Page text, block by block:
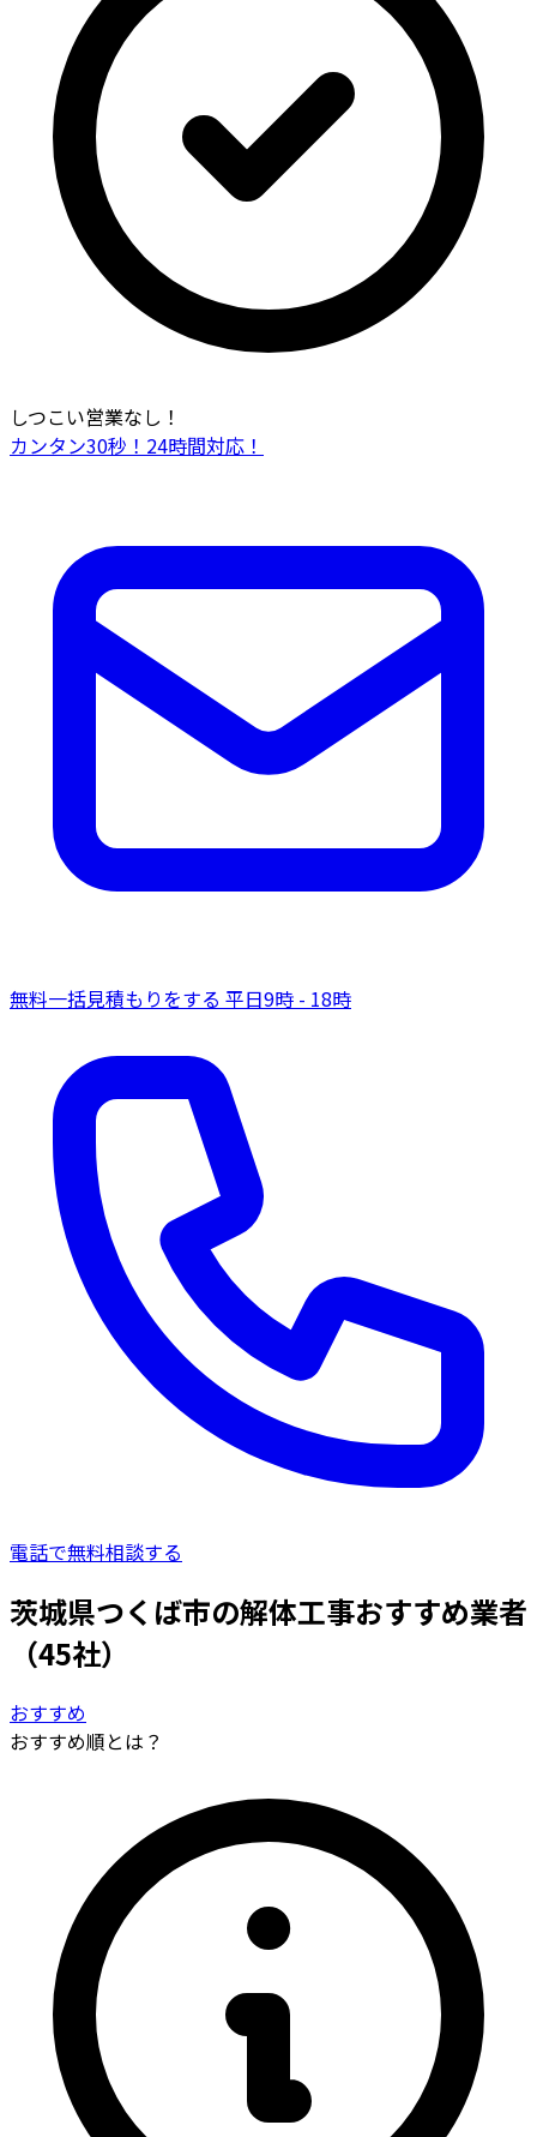
しつこい営業なし！
カンタン30秒！24時間対応！
無料一括見積もりをする 平日9時 - 18時
電話で無料相談する
茨城県つくば市の解体工事おすすめ業者
（45社）
おすすめ
おすすめ順とは？